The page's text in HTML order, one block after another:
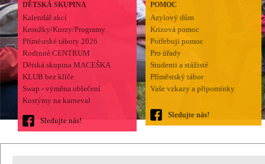
DĚTSKÁ SKUPINA
Kalendář akcí
Kroužky/Kurzy/Programy
Příměstské tábory 2026
Rodinné CENTRUM
Dětská skupina MACEŠKA
KLUB bez klíče
Swap - výměna oblečení
Kostýmy na karneval
Sledujte nás!
POMOC
Azylový dům
Krizová pomoc
Potřebuji pomoc
Pro úřady
Studenti a stážisté
Příměstský tábor
Vaše vzkazy a připomínky
Sledujte nás!